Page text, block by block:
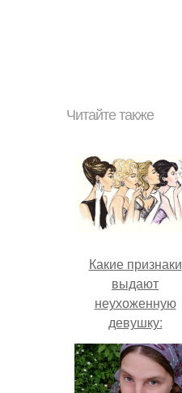
Читайте также
Какие признаки
выдают
неухоженную
девушку: